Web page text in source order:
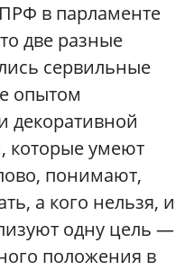
в парламенте
две разные
сервильные
опытом
декоративной
которые умеют
понимают,
а кого нельзя, и
одну цель —
положения в